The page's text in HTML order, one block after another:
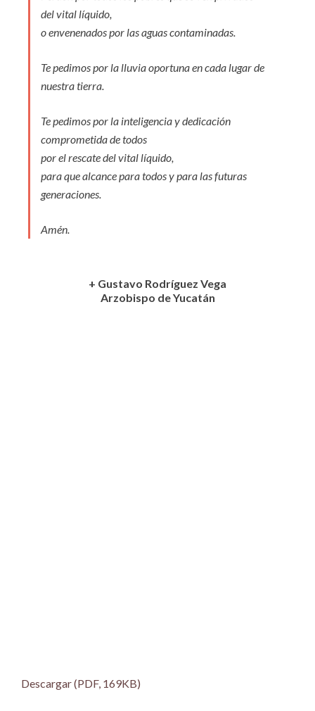
del vital líquido,
o envenenados por las aguas contaminadas.
Te pedimos por la lluvia oportuna en cada lugar de
nuestra tierra.
Te pedimos por la inteligencia y dedicación
comprometida de todos
por el rescate del vital líquido,
para que alcance para todos y para las futuras
generaciones.
Amén.
+ Gustavo Rodríguez Vega
Arzobispo de Yucatán
Descargar (PDF, 169KB)